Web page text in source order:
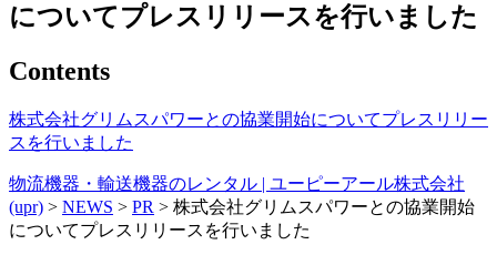
についてプレスリリースを行いました
Contents
株式会社グリムスパワーとの協業開始についてプレスリリー
スを行いました
物流機器・輸送機器のレンタル | ユーピーアール株式会社
(upr) > NEWS > PR > 株式会社グリムスパワーとの協業開始
についてプレスリリースを行いました